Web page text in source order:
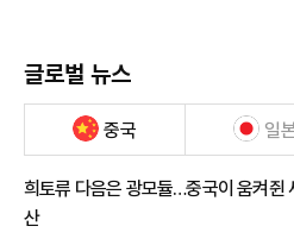
글로벌 뉴스
중국 일
희토류 다음은 광모듈…중국이 움켜쥔
산